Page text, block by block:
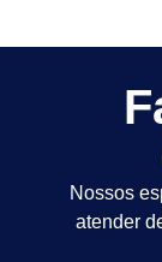
Nossos
atender